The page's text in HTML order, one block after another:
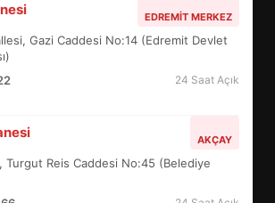
EDREMIT MERKEZ
Gazi Caddesi No:14 (Edremit Devlet
24 Saat Açık
AKÇAY
Turgut Reis Caddesi No:45 (Belediye
EDREMİT’İN GURURU TÜRKİYE
FİNALİNDE NE BAŞARDI?
BALIKESİR MÜZELERİNDE SÜRE